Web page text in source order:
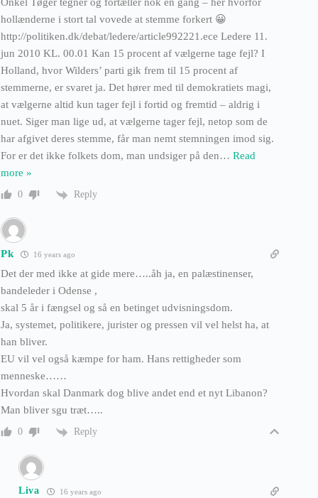
hollænderne i stort tal vovede at stemme forkert 😀
http://politiken.dk/debat/ledere/article992221.ece Ledere 11.
jun 2010 KL. 00.01 Kan 15 procent af vælgerne tage fejl? I
Holland, hvor Wilders’ parti gik frem til 15 procent af
stemmerne, er svaret ja. Det hører med til demokratiets magi,
at vælgerne altid kun tager fejl i fortid og fremtid – aldrig i
nuet. Siger man lige ud, at vælgerne tager fejl, netop som de
har afgivet deres stemme, får man nemt stemningen imod sig.
For er det ikke folkets dom, man undsiger på den… Read
more »
0 Reply
Pk 16 years ago
Det der med ikke at gide mere…..åh ja, en palæstinenser,
bandeleder i Odense ,
skal 5 år i fængsel og så en betinget udvisningsdom.
Ja, systemet, politikere, jurister og pressen vil vel helst ha, at
han bliver.
EU vil vel også kæmpe for ham. Hans rettigheder som
menneske……
Hvordan skal Danmark dog blive andet end et nyt Libanon?
Man bliver sgu træt…..
0 Reply
Liva 16 years ago